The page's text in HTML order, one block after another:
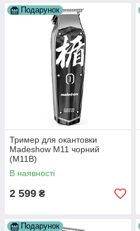
Подарунок
Тример для окантовки
Madeshow M11 чорний
(M11B)
В наявності
2 599 ₴
Подарунок